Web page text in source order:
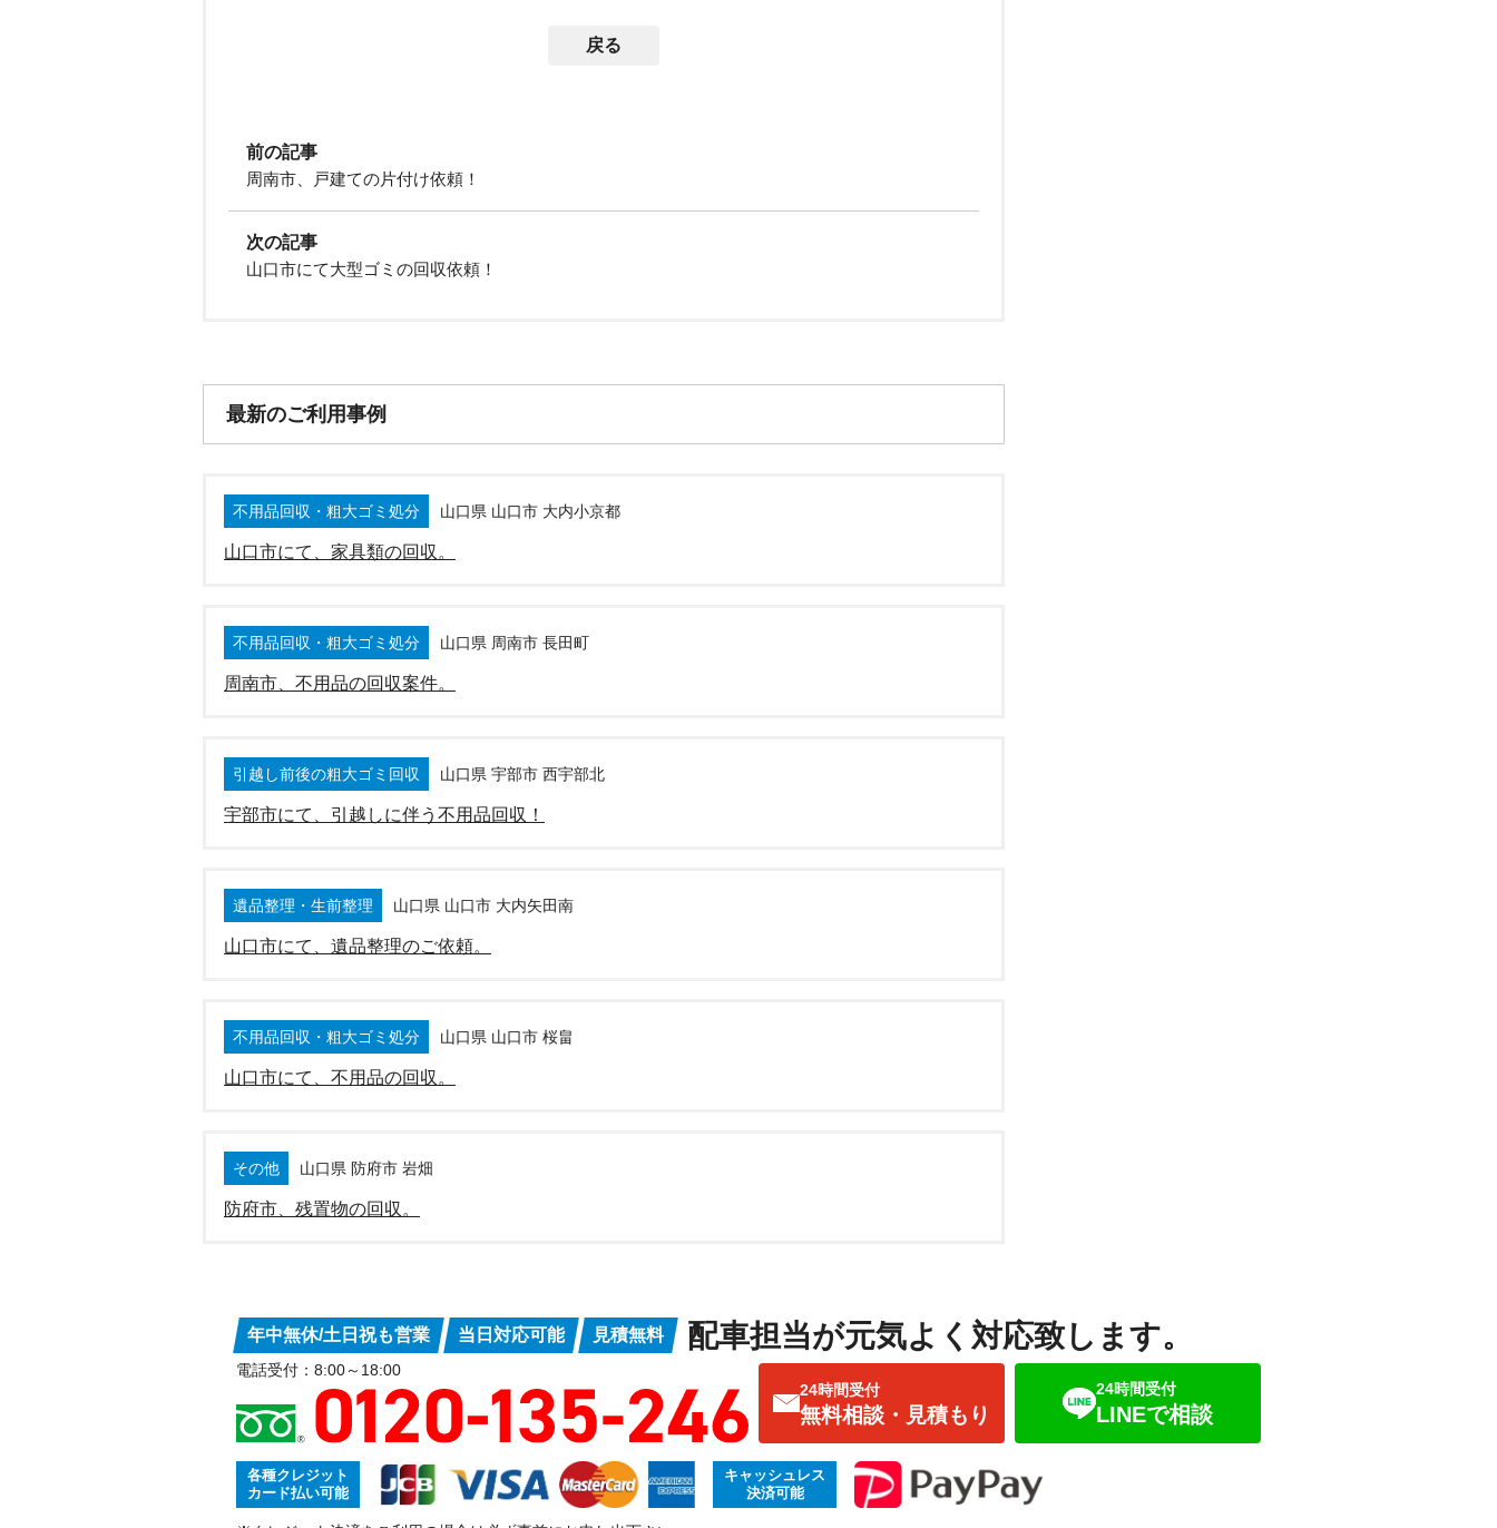
戻る
前の記事
周南市、戸建ての片付け依頼！
次の記事
山口市にて大型ゴミの回収依頼！
最新のご利用事例
不用品回収・粗大ゴミ処分 山口県 山口市 大内小京都
山口市にて、家具類の回収。
不用品回収・粗大ゴミ処分 山口県 周南市 長田町
周南市、不用品の回収案件。
引越し前後の粗大ゴミ回収 山口県 宇部市 西宇部北
宇部市にて、引越しに伴う不用品回収！
遺品整理・生前整理 山口県 山口市 大内矢田南
山口市にて、遺品整理のご依頼。
不用品回収・粗大ゴミ処分 山口県 山口市 桜畠
山口市にて、不用品の回収。
その他 山口県 防府市 岩畑
防府市、残置物の回収。
年中無休/土日祝も営業 当日対応可能 見積無料 配車担当が元気よく対応致します。
電話受付：8:00～18:00
24時間受付
無料相談・見積もり
24時間受付
LINEで相談
各種クレジット
カード払い可能
キャッシュレス
決済可能